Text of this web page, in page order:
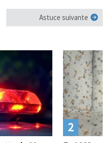
Astuce suivante
2